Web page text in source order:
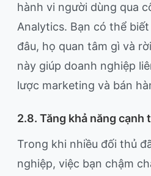
hành vi người dùng qua
Analytics. Bạn có thể
đâu, họ quan tâm gì và
này giúp doanh nghiệp
lược marketing và bán
2.8. Tăng khả năng cạnh
Trong khi nhiều đối thủ
nghiệp, việc bạn chậm